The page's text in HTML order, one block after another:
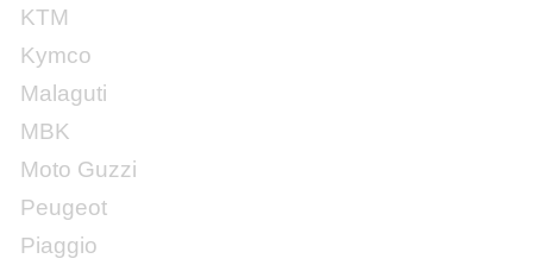
KTM
Kymco
Malaguti
MBK
Moto Guzzi
Peugeot
Piaggio